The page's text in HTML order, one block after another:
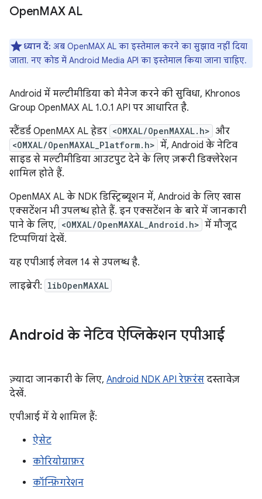
OpenMAX AL
ध्यान दें: अब OpenMAX AL का इस्तेमाल करने का सुझाव नहीं दिया
जाता. नए कोड में Android Media API का इस्तेमाल किया जाना चाहिए.
Android में मल्टीमीडिया को मैनेज करने की सुविधा, Khronos
Group OpenMAX AL 1.0.1 API पर आधारित है.
स्टैंडर्ड OpenMAX AL हेडर <OMXAL/OpenMAXAL.h> और
<OMXAL/OpenMAXAL_Platform.h> में, Android के नेटिव
साइड से मल्टीमीडिया आउटपुट देने के लिए ज़रूरी डिक्लेरेशन
शामिल होते हैं.
OpenMAX AL के NDK डिस्ट्रिब्यूशन में, Android के लिए खास
एक्सटेंशन भी उपलब्ध होते हैं. इन एक्सटेंशन के बारे में जानकारी
पाने के लिए, <OMXAL/OpenMAXAL_Android.h> में मौजूद
टिप्पणियां देखें.
यह एपीआई लेवल 14 से उपलब्ध है.
लाइब्रेरी: libOpenMAXAL
Android के नेटिव ऐप्लिकेशन एपीआई
ज़्यादा जानकारी के लिए, Android NDK API रेफ़रंस दस्तावेज़
देखें.
एपीआई में ये शामिल हैं:
ऐसेट
कोरियोग्राफ़र
कॉन्फ़िगरेशन